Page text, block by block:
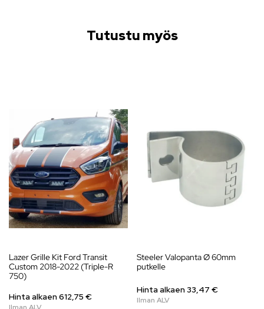
Tutustu myös
Lazer Grille Kit Ford Transit
Custom 2018-2022 (Triple-R
750)
Hinta alkaen612,75 €
Steeler Valopanta Ø 60mm
putkelle
Hinta alkaen 33,47 €